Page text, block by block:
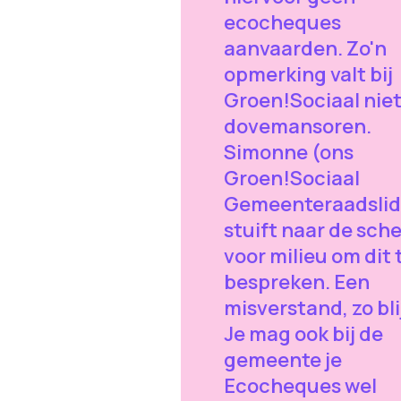
ecocheques
aanvaarden. Zo'n
opmerking valt bij
Groen!Sociaal
dovemansoren.
Simonne (ons
Groen!Sociaal
stuift naar de
voor milieu om dit
bespreken. Een
misverstand, zo
Je mag ook bij de
gemeente je
Ecocheques wel